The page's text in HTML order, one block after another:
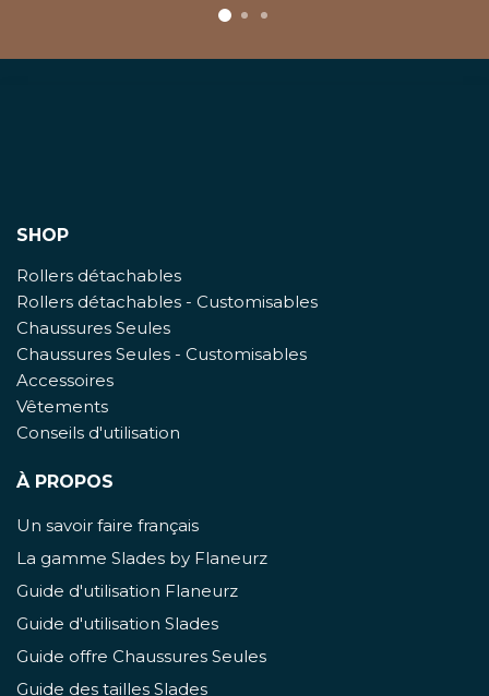
SHOP
Rollers détachables
Rollers détachables - Customisables
Chaussures Seules
Chaussures Seules - Customisables
Accessoires
Vêtements
Conseils d'utilisation
À PROPOS
Un savoir faire français
La gamme Slades by Flaneurz
Guide d'utilisation Flaneurz
Guide d'utilisation Slades
Guide offre Chaussures Seules
Guide des tailles Slades